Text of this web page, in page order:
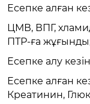
Есепке алған
ЦМВ, ВПГ,
ПТР-ға
Есепке алу
Есепке алған
Креатинин,